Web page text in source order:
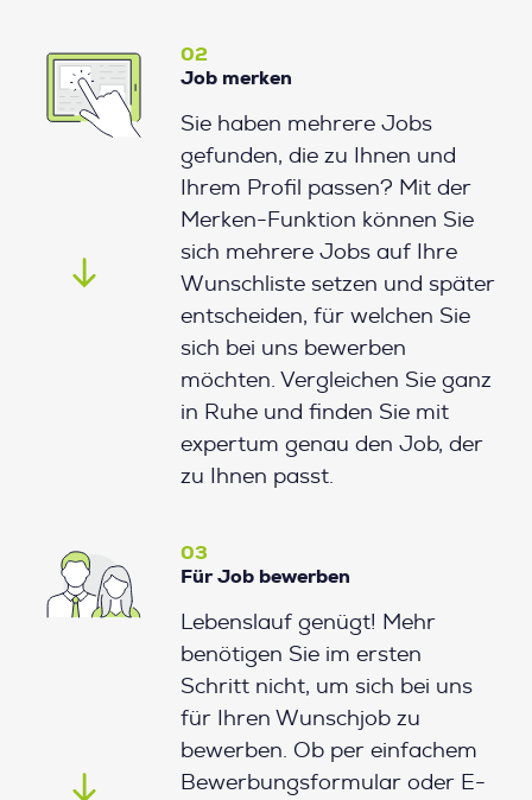
02
Job merken
Sie haben mehrere Jobs
gefunden, die zu Ihnen und
Ihrem Profil passen? Mit der
Merken-Funktion können Sie
sich mehrere Jobs auf Ihre
Wunschliste setzen und später
entscheiden, für welchen Sie
sich bei uns bewerben
möchten. Vergleichen Sie ganz
in Ruhe und finden Sie mit
expertum genau den Job, der
zu Ihnen passt.
03
Für Job bewerben
Lebenslauf genügt! Mehr
benötigen Sie im ersten
Schritt nicht, um sich bei uns
für Ihren Wunschjob zu
bewerben. Ob per einfachem
Bewerbungsformular oder E-